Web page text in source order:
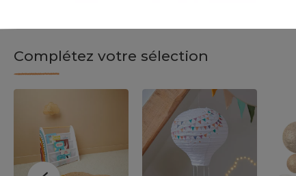
Complétez votre sélection